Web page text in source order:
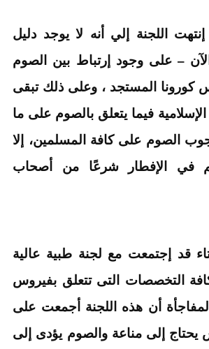
اللجنة إلي أنه لا يوجد دليل
– على وجود إرتباط بين الصوم
كورونا المستجد ، وعلى ذلك تبقى
فيما يتعلق بالصوم على ما
الصوم على كافة المسلمين، إلا
الإفطار شرعًا من أصحاب
قد إجتمعت مع لجنة طبية عالية
التخصصات التى تتعلق بفيروس
أن هذه اللجنة أجمعت على
يحتاج إلى مناعة والصوم يؤدى إلى